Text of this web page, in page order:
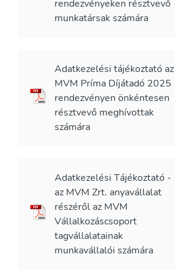
rendezvényeken résztvevő
munkatársak számára
Adatkezelési tájékoztató az
MVM Príma Díjátadó 2025
rendezvényen önkéntesen
résztvevő meghívottak
számára
Adatkezelési Tájékoztató -
az MVM Zrt. anyavállalat
részéről az MVM
Vállalkozáscsoport
tagvállalatainak
munkavállalói számára